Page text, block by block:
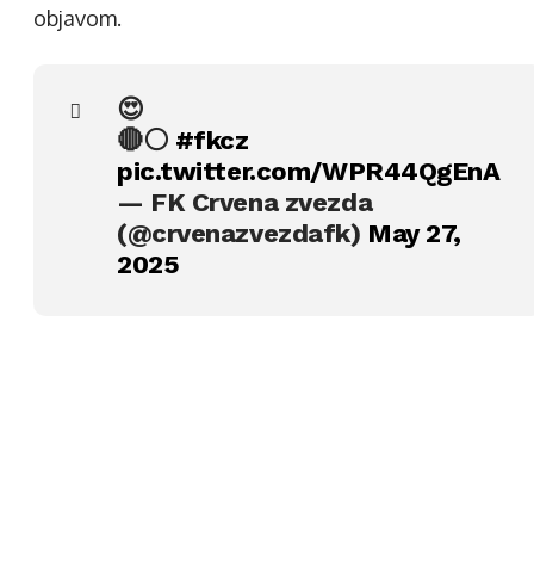
objavom.
😍
🔴⚪️ #fkcz
pic.twitter.com/WPR44QgEnA
— FK Crvena zvezda
(@crvenazvezdafk) May 27,
2025